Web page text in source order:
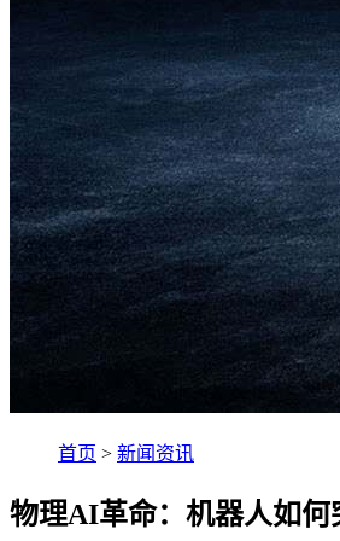
首页 > 新闻资讯
物理AI革命：机器人如